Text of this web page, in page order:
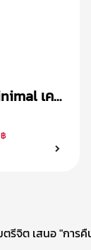
เคส
ตรีจิต เสนอ "กา